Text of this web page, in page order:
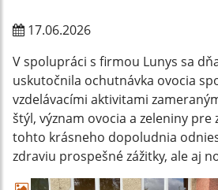
17.06.2026
V spolupráci s firmou Lunys sa
uskutočnila ochutnávka ovocia
vzdelávacími aktivitami
štýl, význam ovocia a zeleniny pre
tohto krásneho dopoludnia
zdraviu prospešné zážitky, ale aj